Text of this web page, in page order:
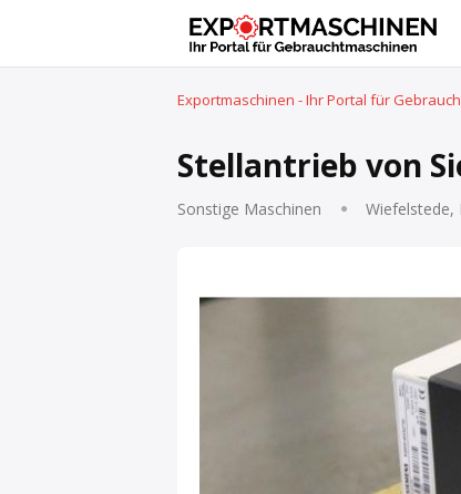
Exportmaschinen - Ihr Portal für
Stellantrieb von
Sonstige Maschinen Wiefelstede,